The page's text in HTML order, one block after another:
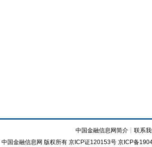
中国金融信息网简介┊ 联系
中国金融信息网 版权所有 京ICP证120153号 京ICP备